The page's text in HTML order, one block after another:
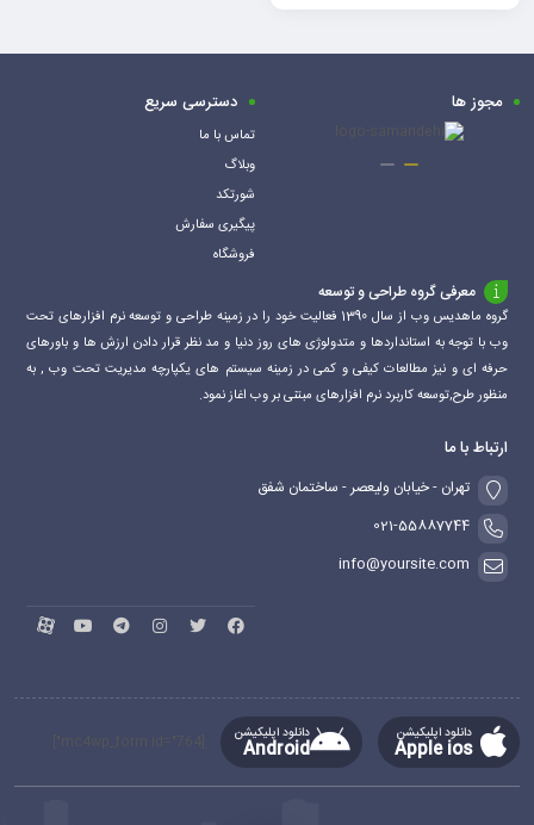
افزودن
به
مجوز ها دسترسی سریع
تماس با ما
وبلاگ
شورتکد
پیگیری سفارش
فروشگاه
معرفی گروه طراحی و توسعه
گروه ماهدیس وب از سال 1390 فعالیت خود را در زمینه طراحی و توسعه نرم افزارهای تحت
وب با توجه به استانداردها و متدولوژی های روز دنیا و مد نظر قرار دادن ارزش ها و باورهای
حرفه ای و نیز مطالعات کیفی و کمی در زمینه سیستم های یکپارچه مدیریت تحت وب , به
منظور طرح,توسعه کاربرد نرم افزارهای مبتنی بر وب اغاز نمود.
ارتباط با ما
تهران - خیابان ولیعصر - ساختمان شفق
021-55887744
info@yoursite.com
دانلود اپلیکیشن
Apple ios
دانلود اپلیکیشن
Android